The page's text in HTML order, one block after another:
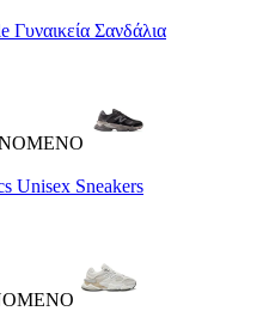
Σανδάλια
Unisex Sneakers